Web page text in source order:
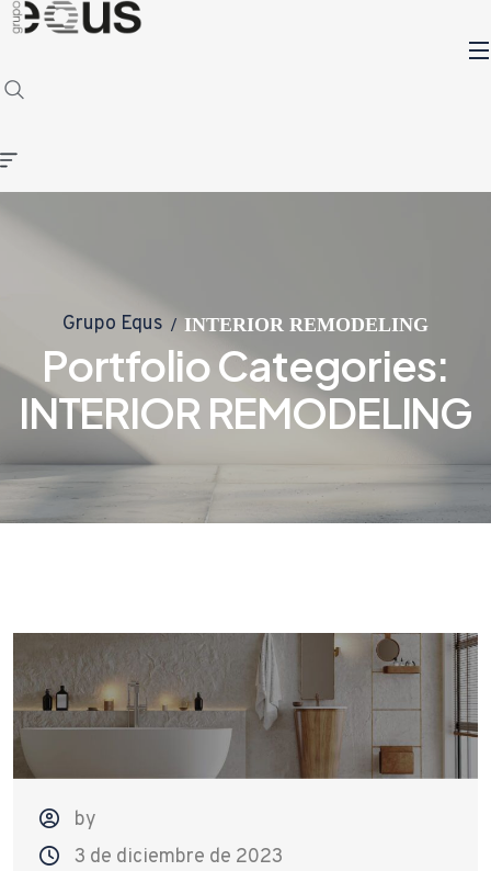
Grupo Equs INTERIOR REMODELING
Portfolio Categories:
INTERIOR REMODELING
by
3 de diciembre de 2023